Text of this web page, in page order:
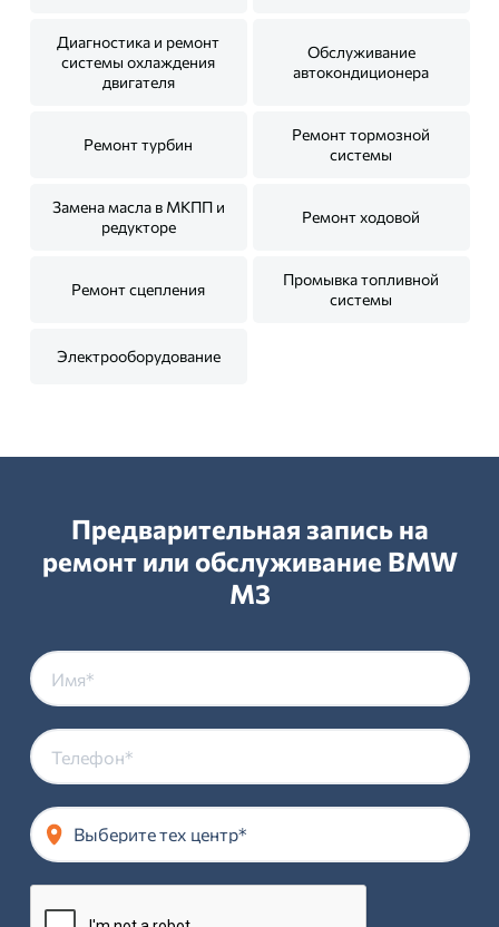
Диагностика и ремонт
системы охлаждения
двигателя
Обслуживание
автокондиционера
Ремонт турбин
Ремонт тормозной
системы
Замена масла в МКПП и
редукторе
Ремонт ходовой
Ремонт сцепления
Промывка топливной
системы
Электрооборудование
Предварительная запись на
ремонт или обслуживание BMW
M3
Выберите тех центр*